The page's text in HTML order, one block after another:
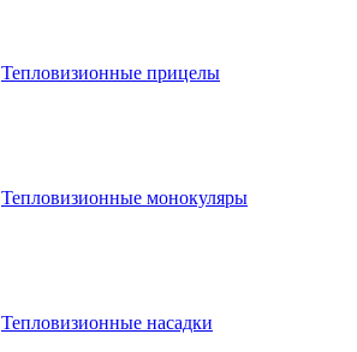
Тепловизионные прицелы
Тепловизионные монокуляры
Тепловизионные насадки